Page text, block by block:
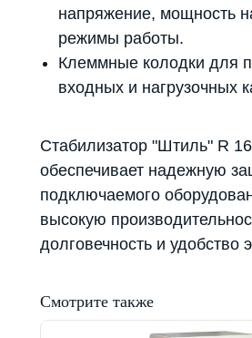
напряжение, мощность
режимы работы.
Клеммные колодки для
входных и нагрузочных
Стабилизатор "Штиль" R
обеспечивает надежную
подключаемого
высокую
долговечность и удобство
Смотрите также
Телефон:
8 (800) 444-75-17 info@shtil-
подходящий вариант
Оставить заявку